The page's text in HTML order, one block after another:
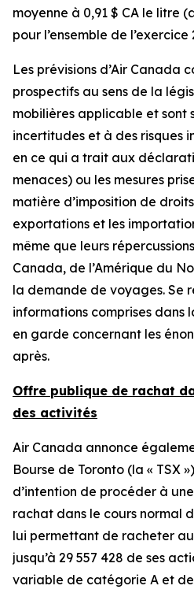
moyenne à 0,91 $ CA le litre
pour l’ensemble de l’exercice
Les prévisions d’Air Canada
prospectifs au sens de la
mobilières applicable et sont
incertitudes et à des risques
en ce qui a trait aux
menaces) ou les mesures
matière d’imposition de
exportations et les
même que leurs
Canada, de l’Amérique du
la demande de voyages. Se
informations comprises dans
en garde concernant les
après.
Offre publique de rachat
des activités
Air Canada annonce
Bourse de Toronto (la « TSX
d’intention de procéder à
rachat dans le cours normal
lui permettant de racheter
jusqu’à 29 557 428 de ses
variable de catégorie A et